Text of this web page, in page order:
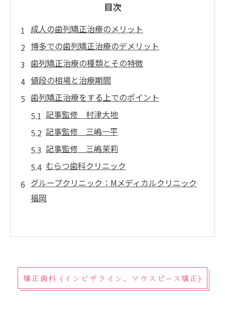
目次
成人の歯列矯正治療のメリット
博多での歯列矯正治療のデメリット
歯列矯正治療の種類とその特徴
値段の相場と治療期間
歯列矯正治療をする上でのポイント
記事監修 村津大地
記事監修 三嶋一平
記事監修 三嶋茉莉
むらつ歯科クリニック
グループクリニック：Mメディカルクリニック
福岡
矯正歯科 (インビザライン、マウスピース矯正)